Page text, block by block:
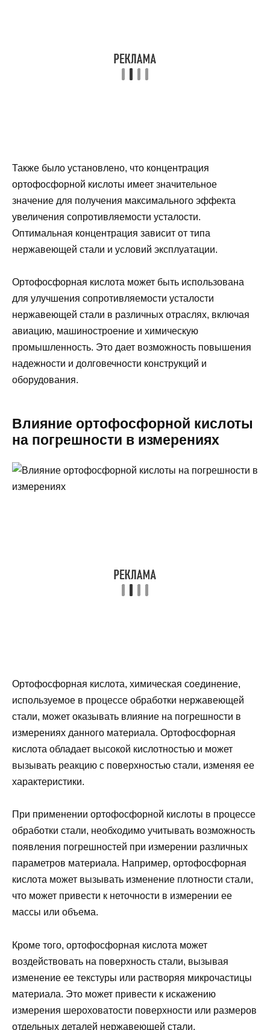
Также было установлено, что концентрация
ортофосфорной кислоты имеет значительное
значение для получения максимального эффекта
увеличения сопротивляемости усталости.
Оптимальная концентрация зависит от типа
нержавеющей стали и условий эксплуатации.
Ортофосфорная кислота может быть использована
для улучшения сопротивляемости усталости
нержавеющей стали в различных отраслях, включая
авиацию, машиностроение и химическую
промышленность. Это дает возможность повышения
надежности и долговечности конструкций и
оборудования.
Влияние ортофосфорной кислоты
на погрешности в измерениях
Ортофосфорная кислота, химическая соединение,
используемое в процессе обработки нержавеющей
стали, может оказывать влияние на погрешности в
измерениях данного материала. Ортофосфорная
кислота обладает высокой кислотностью и может
вызывать реакцию с поверхностью стали, изменяя ее
характеристики.
При применении ортофосфорной кислоты в процессе
обработки стали, необходимо учитывать возможность
появления погрешностей при измерении различных
параметров материала. Например, ортофосфорная
кислота может вызывать изменение плотности стали,
что может привести к неточности в измерении ее
массы или объема.
Кроме того, ортофосфорная кислота может
воздействовать на поверхность стали, вызывая
изменение ее текстуры или растворяя микрочастицы
материала. Это может привести к искажению
измерения шероховатости поверхности или размеров
отдельных деталей нержавеющей стали.